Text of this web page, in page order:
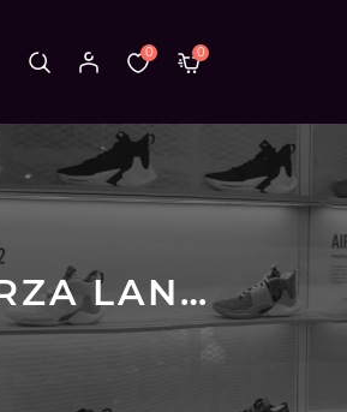
0 0
GIÀY SKECHERS CHÍNH HÃNG SLIP-INS ARCH FIT GARZA LANGSTON RELAXED FIT NAVY - XANH